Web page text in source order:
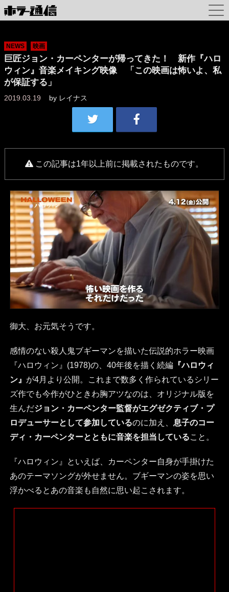
NEWS 映画
巨匠ジョン・カーペンターが帰ってきた！ 新作『ハロ
ウィン』音楽メイキング映像 「この映画は怖いよ、私
が保証する」
2019.03.19 by レイナス
この記事は1年以上前に掲載されたものです。
御大、お元気そうです。
感情のない殺人鬼ブギーマンを描いた伝説的ホラー映画
『ハロウィン』(1978)の、40年後を描く続編『ハロウィ
ン』 が4月より公開。これまで数多く作られているシリー
ズ作でも今作がひときわ胸アツなのは、オリジナル版を
生んだジョン・カーペンター監督がエグゼクティブ・プ
ロデューサーとして参加しているのに加え、 息子のコー
ディ・カーペンターとともに音楽を担当していること。
『ハロウィン』といえば、カーペンター自身が手掛けた
あのテーマソングが外せません。ブギーマンの姿を思い
浮かべるとあの音楽も自然に思い起こされます。